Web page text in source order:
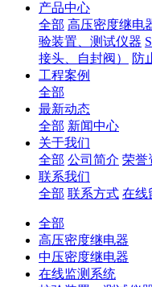
产品中心
全部 高压密度继电
验装置、测试仪器
接头、自封阀）
防
工程案例
全部
最新动态
全部 新闻中心
关于我们
全部 公司简介 荣誉
联系我们
全部 联系方式 在线
全部
高压密度继电器
中压密度继电器
在线监测系统